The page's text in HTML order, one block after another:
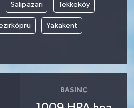
Salıpazarı Tekkeköy
Yakakent
BASINÇ